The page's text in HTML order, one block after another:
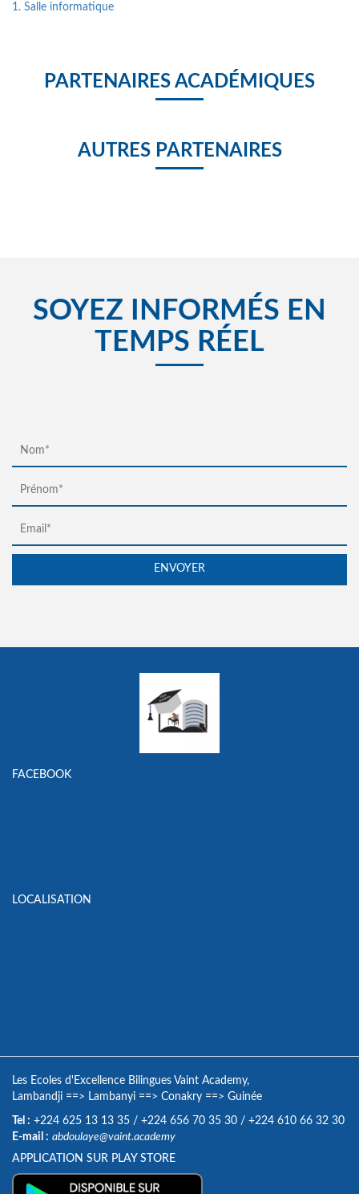
1. Salle informatique
PARTENAIRES ACADÉMIQUES
AUTRES PARTENAIRES
SOYEZ INFORMÉS EN
TEMPS RÉEL
FACEBOOK
LOCALISATION
Les Ecoles d'Excellence Bilingues Vaint Academy,
Lambandji ==> Lambanyi ==> Conakry ==> Guinée
Tel : +224 625 13 13 35 / +224 656 70 35 30 / +224 610 66 32 30
E-mail : abdoulaye@vaint.academy
APPLICATION SUR PLAY STORE